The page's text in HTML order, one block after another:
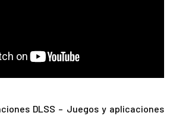
DLSS – Juegos y aplicaciones